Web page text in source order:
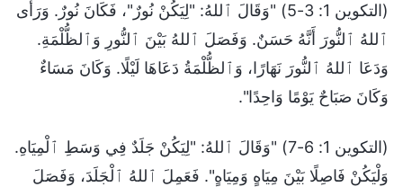
(التكوين 1: 3-5) "وَقَالَ ٱللهُ: "لِيَكُنْ نُورٌ"، فَكَانَ نُورٌ. وَرَأَى
ٱللهُ ٱلنُّورَ أَنَّهُ حَسَنٌ. وَفَصَلَ ٱللهُ بَيْنَ ٱلنُّورِ وَٱلظُّلْمَةِ.
وَدَعَا ٱللهُ ٱلنُّورَ نَهَارًا، وَٱلظُّلْمَةُ دَعَاهَا لَيْلًا. وَكَانَ مَسَاءٌ
وَكَانَ صَبَاحٌ يَوْمًا وَاحِدًا".
(التكوين 1: 6-7) "وَقَالَ ٱللهُ: "لِيَكُنْ جَلَدٌ فِي وَسَطِ ٱلْمِيَاهِ.
وَلْيَكُنْ فَاصِلًا بَيْنَ مِيَاهٍ وَمِيَاهٍ". فَعَمِلَ ٱللهُ ٱلْجَلَدَ، وَفَصَلَ